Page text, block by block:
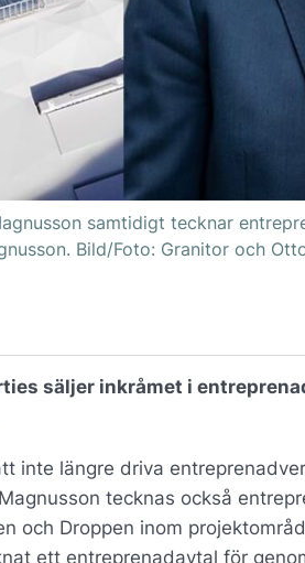
samtidigt tecknar
Bild/Foto: Granitor och
säljer inkråmet i
inte längre driva
tecknas också
och Droppen inom
ett entreprenadavtal för